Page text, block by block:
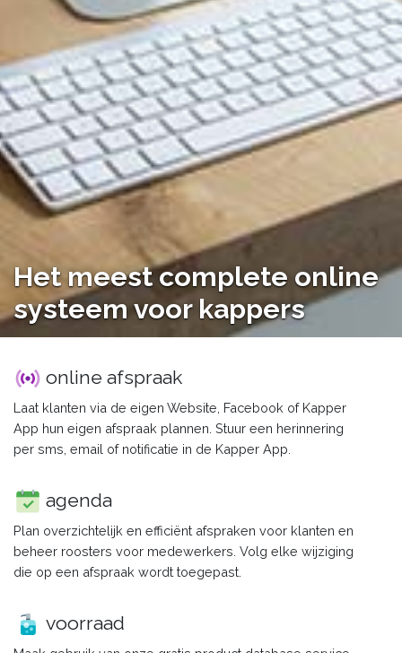
Het meest complete online
systeem voor kappers
online afspraak
Laat klanten via de eigen Website, Facebook of Kapper
App hun eigen afspraak plannen. Stuur een herinnering
per sms, email of notificatie in de Kapper App.
agenda
Plan overzichtelijk en efficiënt afspraken voor klanten en
beheer roosters voor medewerkers. Volg elke wijziging
die op een afspraak wordt toegepast.
voorraad